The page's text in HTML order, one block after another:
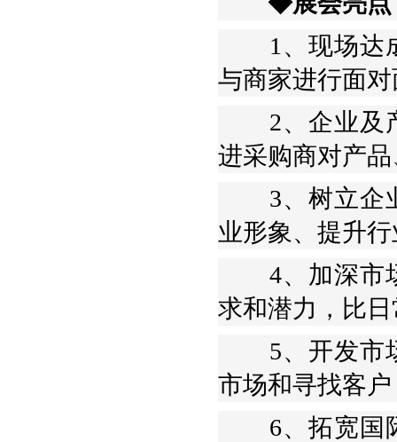
1、现场达成
与商家进行面
2、企业及产
进采购商对产
3、树立企业
业形象、提升
4、加深市场
求和潜力，比
5、开发市场
市场和寻找客
6、拓宽国际